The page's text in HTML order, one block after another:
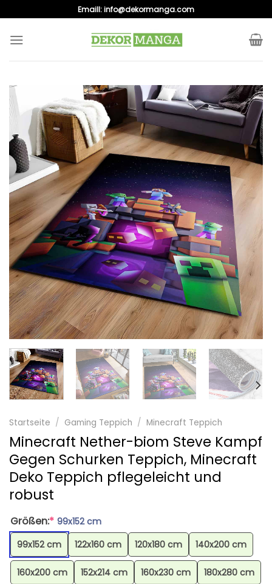
to
content
Emaill:info@dekormanga.com
Startseite / Gaming Teppich / Minecraft Teppich
Minecraft Nether-biom Steve Kampf
Gegen Schurken Teppich, Minecraft
Deko Teppich pflegeleicht und
robust
Größen:* 99x152 cm
99x152 cm
122x160 cm 120x180 cm 140x200 cm
160x200 cm 152x214 cm 160x230 cm 180x280 cm